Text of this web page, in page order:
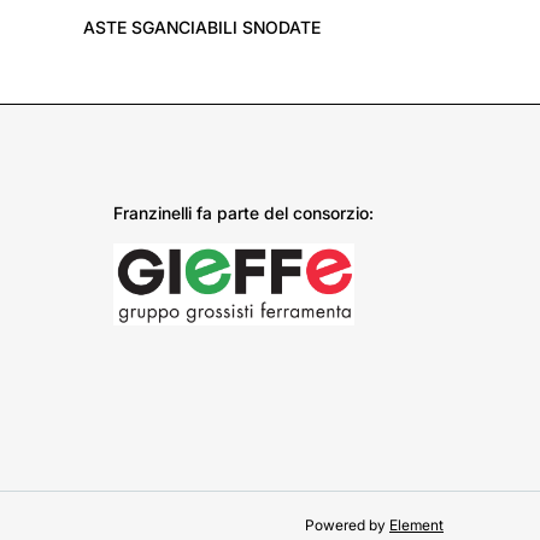
ASTE SGANCIABILI SNODATE
Franzinelli fa parte del consorzio:
Powered by Element